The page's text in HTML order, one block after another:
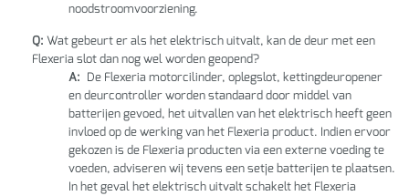
noodstroomvoorziening.
Q: Wat gebeurt er als het elektrisch uitvalt, kan de deur met een
Flexeria slot dan nog wel worden geopend?
A: De Flexeria motorcilinder, oplegslot, kettingdeuropener
en deurcontroller worden standaard door middel van
batterijen gevoed, het uitvallen van het elektrisch heeft geen
invloed op de werking van het Flexeria product. Indien ervoor
gekozen is de Flexeria producten via een externe voeding te
voeden, adviseren wij tevens een setje batterijen te plaatsen.
In het geval het elektrisch uitvalt schakelt het Flexeria